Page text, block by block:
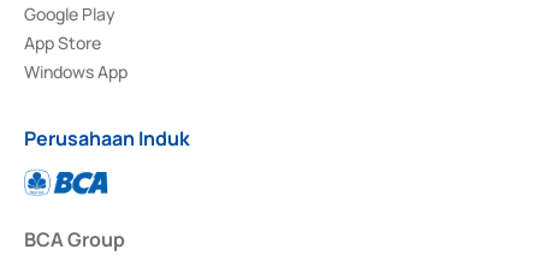
Google Play
App Store
Windows App
Perusahaan Induk
BCA Group